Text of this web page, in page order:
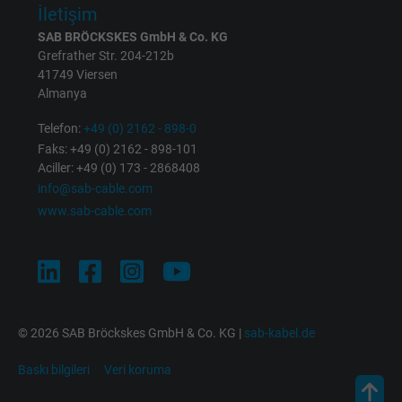
Purpose
website.
Name
Vendor Google LLC
Expire 1 day
Google cookie for website analysis.
website.
İletişim
SAB BRÖCKSKES GmbH & Co. KG
Grefrather Str. 204-212b
41749 Viersen
Almanya
Telefon:+49 (0) 2162 - 898-0
Faks: +49 (0) 2162 - 898-101
Aciller: +49 (0) 173 - 2868408
info@sab-cable.com
www.sab-cable.com
© 2026 SAB Bröckskes GmbH & Co. KG | sab-kabel.de
Baskı bilgileri Veri koruma